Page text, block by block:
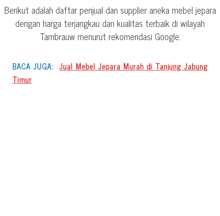
Berikut adalah daftar penjual dan supplier aneka mebel jepara
dengan harga terjangkau dan kualitas terbaik di wilayah
Tambrauw menurut rekomendasi Google.
BACA JUGA: Jual Mebel Jepara Murah di Tanjung Jabung
Timur